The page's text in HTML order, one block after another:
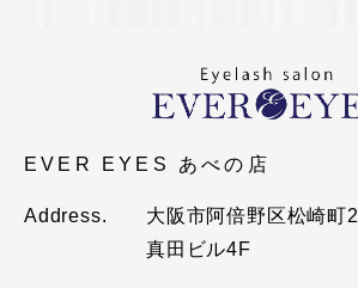
EVER EYES あべの店
Address.
大阪市阿倍野区松崎町
真田ビル4F